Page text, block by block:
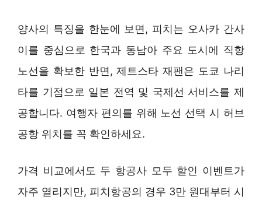
양사의 특징을 한눈에 보면, 피치는 오사카 간사
이를 중심으로 한국과 동남아 주요 도시에 직항
노선을 확보한 반면, 제트스타 재팬은 도쿄 나리
타를 기점으로 일본 전역 및 국제선 서비스를 제
공합니다. 여행자 편의를 위해 노선 선택 시 허브
공항 위치를 꼭 확인하세요.
가격 비교에서도 두 항공사 모두 할인 이벤트가
자주 열리지만, 피치항공의 경우 3만 원대부터 시